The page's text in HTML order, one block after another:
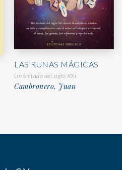
LAS RUNAS MÁGICAS
Un tratado del siglo XXI
Cambronero, Juan